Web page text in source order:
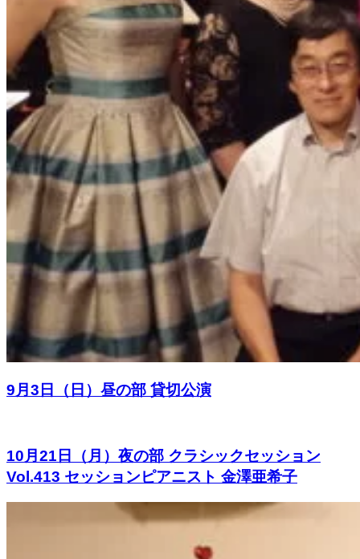
9月3日（日）昼の部 貸切公演
10月21日（月）夜の部 クラシックセッション
Vol.413 セッションピアニスト 金澤亜希子